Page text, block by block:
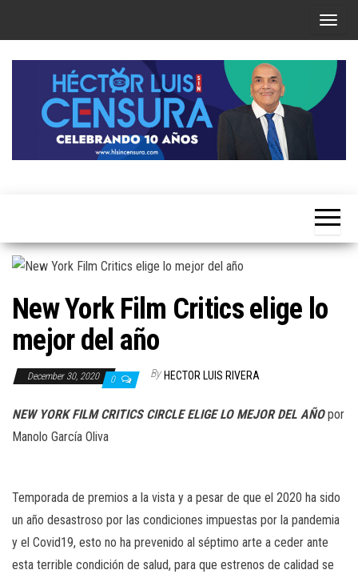
T
g
n
i
g
New York Film Critics elige lo
mejor del año
December 30, 2020 0 By HECTOR LUIS RIVERA
NEW YORK FILMCRITICS CIRCLE ELIGE LO MEJOR DEL AÑOpor
Manolo García Oliva
Temporada de premios a la vista y a pesar de que el 2020 ha sido
un año desastroso por las condiciones impuestas por la pandemia
y el Covid19, esto no ha prevenido al séptimo arte a ceder ante
esta terrible condición de salud, para que estrenos de calidad se